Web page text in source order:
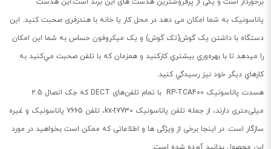
پاناسونیک به شما امکان می دهد در محل کار یا خانه با هندزفری صحبت کنید. اين
دستگاه با داشتن يک گوش(تک گوش) و يک ميکروفون حساس به شما این امکان
را میدهد تا با بهره‌وري بيشتري کارکنيد و همزمان که با تلفن صحبت مي‌کنيد به
کارهاي ديگر خود نيز رسيدگي کنيد.
هسدت پاناسونيک RP-TCA400 با تمام تلفن‌های DECT که جک اتصال 2.5
میلی‌متری دارند، از جمله تلفن پاناسونیک kx-t7730، تلفن 7665 پاناسونیک و غیره
سازگار است. در اینجا برخی از ویژگی ها و اطلاعاتی که ممکن است بخواهید در مورد
این محصول بدانید آورده شده است: